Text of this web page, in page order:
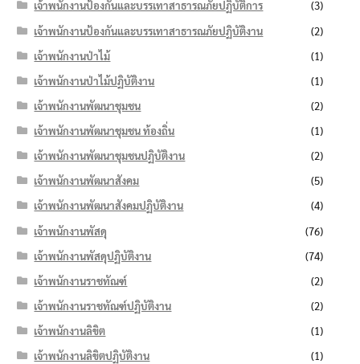
เจ้าพนักงานป้องกันและบรรเทาสาธารณภัยปฏิบัติการ
(3)
เจ้าพนักงานป้องกันและบรรเทาสาธารณภัยปฏิบัติงาน
(2)
เจ้าพนักงานป่าไม้
(1)
เจ้าพนักงานป่าไม้ปฏิบัติงาน
(1)
เจ้าพนักงานพัฒนาชุมชน
(2)
เจ้าพนักงานพัฒนาชุมชน ท้องถิ่น
(1)
เจ้าพนักงานพัฒนาชุมชนปฏิบัติงาน
(2)
เจ้าพนักงานพัฒนาสังคม
(5)
เจ้าพนักงานพัฒนาสังคมปฏิบัติงาน
(4)
เจ้าพนักงานพัสดุ
(76)
เจ้าพนักงานพัสดุปฏิบัติงาน
(74)
เจ้าพนักงานราชทัณฑ์
(2)
เจ้าพนักงานราชทัณฑ์ปฏิบัติงาน
(2)
เจ้าพนักงานลิขิต
(1)
เจ้าพนักงานลิขิตปฏิบัติงาน
(1)